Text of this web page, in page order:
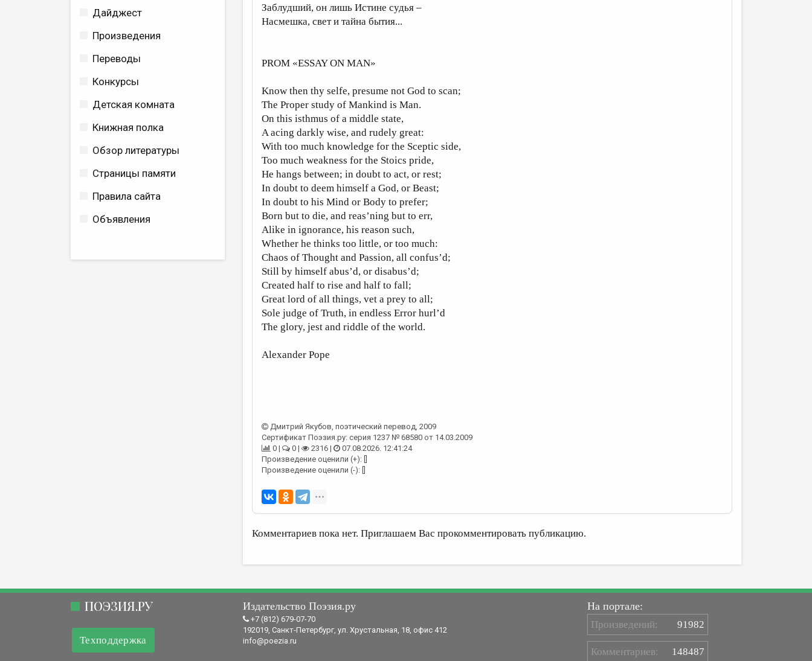
Дайджест
Произведения
Переводы
Конкурсы
Детская комната
Книжная полка
Обзор литературы
Страницы памяти
Правила сайта
Объявления
Заблудший, он лишь Истине судья –
Насмешка, свет и тайна бытия...
PROM «ESSAY ON MAN»
Know then thy selfe, presume not God to scan;
The Proper study of Mankind is Man.
On this isthmus of a middle state,
A acing darkly wise, and rudely great:
With too much knowledge for the Sceptic side,
Too much weakness for the Stoics pride,
He hangs between; in doubt to act, or rest;
In doubt to deem himself a God, or Beast;
In doubt to his Mind or Body to prefer;
Born but to die, and reas’ning but to err,
Alike in ignorance, his reason such,
Whether he thinks too little, or too much:
Chaos of Thought and Passion, all confus’d;
Still by himself abus’d, or disabus’d;
Created half to rise and half to fall;
Great lord of all things, vet a prey to all;
Sole judge of Truth, in endless Error hurl’d
The glory, jest and riddle of the world.
Alexander Pope
Дмитрий Якубов, поэтический перевод, 2009
Сертификат Поэзия.ру: серия 1237 № 68580 от 14.03.2009
0 |
0 | 2316 |
07.08.2026. 12:41:24
Произведение оценили (+): []
Произведение оценили (-): []
Комментариев пока нет. Приглашаем Вас прокомментировать публикацию.
ПОЭЗИЯ.РУ
Техподдержка
Издательство Поэзия.ру
+7 (812) 679-07-70
192019, Санкт-Петербург, ул. Хрустальная, 18, офис 412
info@poezia.ru
На портале:
Произведений: 91982
Комментариев: 148487